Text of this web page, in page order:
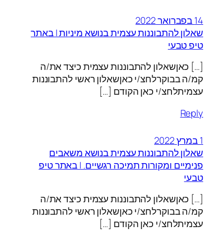
14 בפברואר 2022
שאלון להתבוננות עצמית בנושא מיניות | באתר
טיפ טבעי
[…] כאןשאלון להתבוננות עצמית כיצד את/ה
קמ/ה בבוקרלחצ/י כאןשאלון ראשי להתבוננות
עצמיתלחצ/י כאן הקודם […]
Reply
1 במרץ 2022
שאלון להתבוננות עצמית בנושא משאבים
פנימיים ומקורות תמיכה רגשיים. | באתר טיפ
טבעי
[…] כאןשאלון להתבוננות עצמית כיצד את/ה
קמ/ה בבוקרלחצ/י כאןשאלון ראשי להתבוננות
עצמיתלחצ/י כאן הקודם […]